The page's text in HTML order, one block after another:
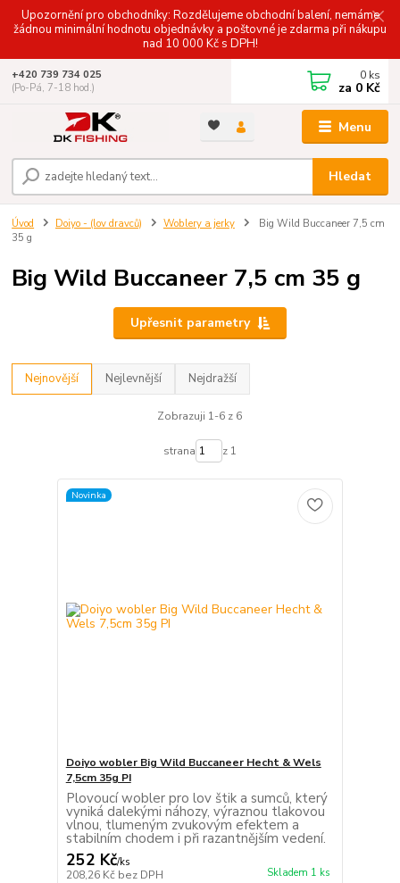
Upozornění pro obchodníky: Rozdělujeme obchodní balení, nemáme
žádnou minimální hodnotu objednávky a poštovné je zdarma při nákupu
nad 10 000 Kč s DPH!
Menu
Hledat
+420 739 734 025
(Po-Pá, 7-18 hod.)
0 ks
za 0 Kč
Úvod Doiyo - (lov dravců) Woblery a jerky
Big Wild Buccaneer 7,5 cm
35 g
Big Wild Buccaneer 7,5 cm 35 g
Upřesnit parametry
Nejnovější Nejlevnější Nejdražší
Zobrazuji 1-6 z 6
strana z 1
Novinka
Doiyo wobler Big Wild Buccaneer Hecht & Wels
7,5cm 35g PI
Plovoucí wobler pro lov štik a sumců, který
vyniká dalekými náhozy, výraznou tlakovou
vlnou, tlumeným zvukovým efektem a
stabilním chodem i při razantnějším vedení.
252 Kč/ks
208,26 Kč bez DPH Skladem 1 ks